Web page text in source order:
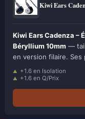
Kiwi Ears
Kiwi Ears Cadenza –
Béryllium 10mm —
en version filaire.
+1.6 en Isolation
+1.6 en Q/Prix